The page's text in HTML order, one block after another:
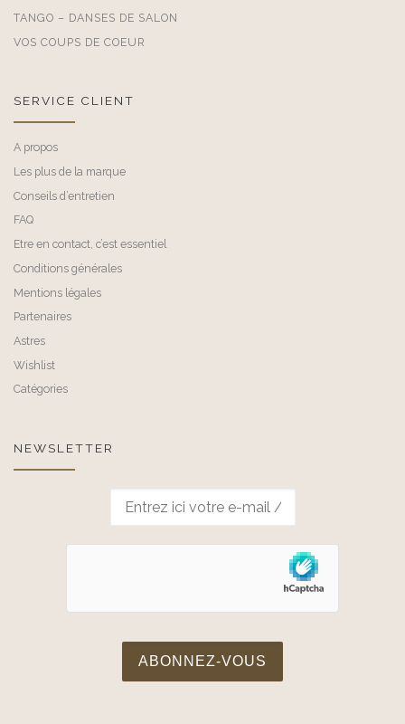
TANGO – DANSES DE SALON
VOS COUPS DE COEUR
SERVICE CLIENT
A propos
Les plus de la marque
Conseils d’entretien
FAQ
Etre en contact, c’est essentiel
Conditions générales
Mentions légales
Partenaires
Astres
Wishlist
Catégories
NEWSLETTER